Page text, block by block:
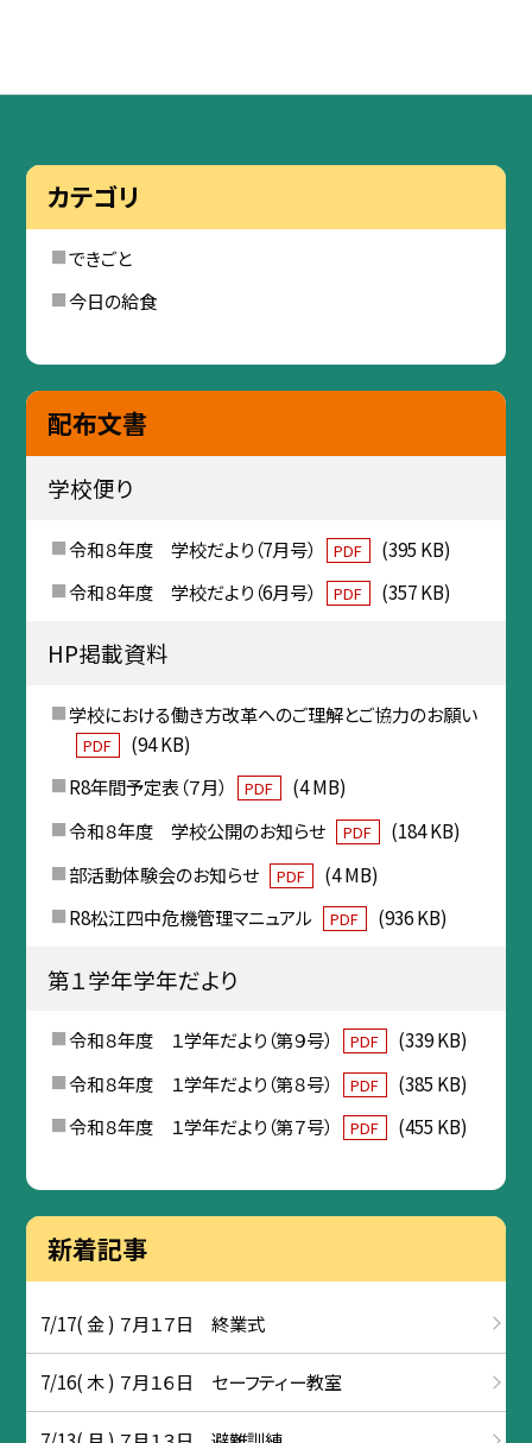
カテゴリ
できごと
今日の給食
配布文書
学校便り
令和８年度 学校だより（7月号） PDF
(395 KB)
令和８年度 学校だより（6月号）
PDF (357 KB)
HP掲載資料
学校における働き方改革へのご理解とご協力のお願い
PDF
(94 KB)
R8年間予定表（７月）
PDF
(4 MB)
令和８年度 学校公開のお知らせ
PDF
(184 KB)
部活動体験会のお知らせ
PDF
(4 MB)
R8松江四中危機管理マニュアル
PDF (936 KB)
第１学年学年だより
令和８年度 １学年だより（第９号） PDF
(339 KB)
令和８年度 １学年だより（第８号）
PDF
(385 KB)
令和８年度 １学年だより（第７号）
PDF (455 KB)
新着記事
7/17( 金 ) ７月１７日 終業式
7/16( 木 ) ７月１６日 セーフティー教室